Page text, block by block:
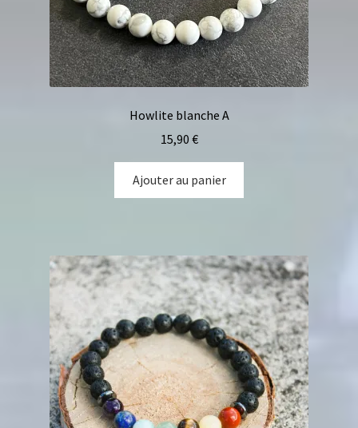
Howlite blanche A
15,90 €
Ajouter au panier